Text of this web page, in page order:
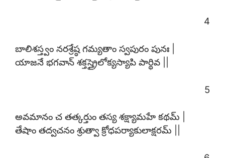
4
బాలిశస్త్వం నరశ్రేష్ఠ గమ్యతాం స్వపురం పునః |
యాజనే భగవాన్ శక్తస్త్రైలోక్యస్యాపి పార్థివ ||
5
అవమానం చ తత్కర్తుం తస్య శక్ష్యామహే కథమ్ |
తేషాం తద్వచనం శ్రుత్వా క్రోధపర్యాకులాక్షరమ్ ||